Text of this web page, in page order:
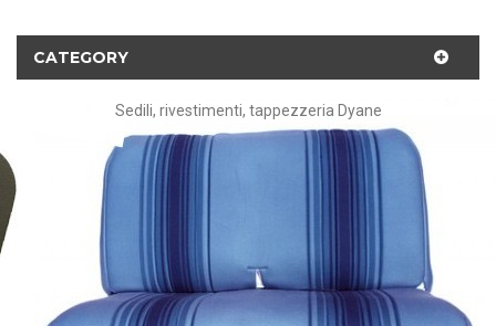
CATEGORY
Sedili, rivestimenti, tappezzeria Dyane